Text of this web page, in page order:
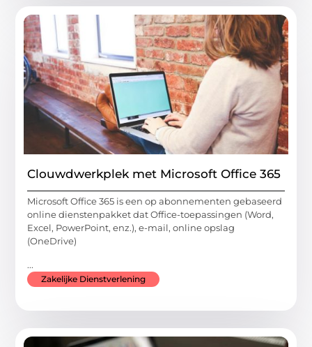
Clouwdwerkplek met Microsoft Office 365
Microsoft Office 365 is een op abonnementen gebaseerd
online dienstenpakket dat Office-toepassingen (Word,
Excel, PowerPoint, enz.), e-mail, online opslag
(OneDrive)
...
Zakelijke Dienstverlening